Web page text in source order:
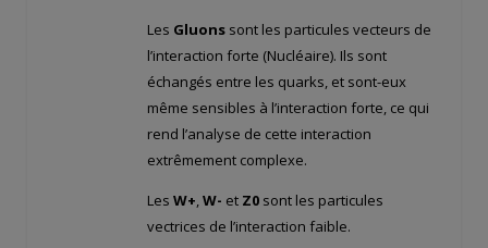
Les Gluons sont les particules vecteurs de
l’interaction forte (Nucléaire). Ils sont
échangés entre les quarks, et sont-eux
même sensibles à l’interaction forte, ce qui
rend l’analyse de cette interaction
extrêmement complexe.
Les W+,W- et Z0 sont les particules
vectrices de l’interaction faible.